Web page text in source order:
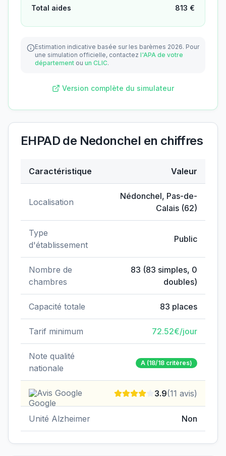
Total aides 813 €
Estimation indicative basée sur les barèmes 2026. Pour
une simulation officielle, contactez l'APA de votre
département ou un CLIC.
Version complète du simulateur
EHPAD de Nedonchel en chiffres
Caractéristique Valeur
Localisation
Nédonchel, Pas-de-
Calais (62)
Type
d'établissement
Public
Nombre de
chambres
83 (83 simples, 0
doubles)
Capacité totale 83 places
Tarif minimum 72.52€/jour
Note qualité
nationale
A (18/18 critères)
Avis Google 3.9(11 avis)
Unité Alzheimer Non